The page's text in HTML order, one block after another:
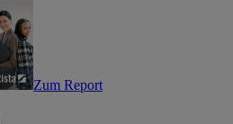
Zum Report